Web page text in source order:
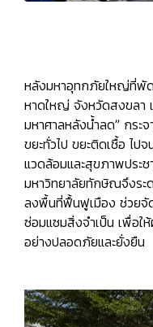
หลังมหาอุทกภัยใหญ่ที่พัด
หาดใหญ่ จังหวัดสงขลา
มหาศาลหลังน้ำลด” กระ
ขยะทั่วไป ขยะติดเชื้อ ไป
แวดล้อมและสุขภาพประ
มหาวิทยาลัยทักษิณจึงระ
ลงพื้นที่ฟื้นฟูเมือง ช่วยจั
ซ่อมแซมสิ่งจำเป็น เพื่อใ
อย่างปลอดภัยและยั่งยืน